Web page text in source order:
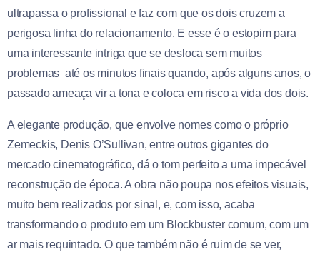
ultrapassa o profissional e faz com que os dois cruzem a
perigosa linha do relacionamento. E esse é o estopim para
uma interessante intriga que se desloca sem muitos
problemas até os minutos finais quando, após alguns anos, o
passado ameaça vir a tona e coloca em risco a vida dos dois.
A elegante produção, que envolve nomes como o próprio
Zemeckis, Denis O’Sullivan, entre outros gigantes do
mercado cinematográfico, dá o tom perfeito a uma impecável
reconstrução de época. A obra não poupa nos efeitos visuais,
muito bem realizados por sinal, e, com isso, acaba
transformando o produto em um Blockbuster comum, com um
ar mais requintado. O que também não é ruim de se ver,